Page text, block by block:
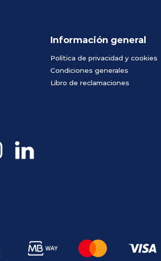
Información general
Política de privacidad y cookies
Condiciones generales
Libro de reclamaciones